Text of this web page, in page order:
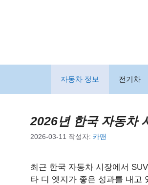
너
자동차 정보 전기차
2026년 한국 자동차
2026-03-11 작성자: 카맨
최근 한국 자동차 시장에서
타 디 엣지가 좋은 성과를 내고